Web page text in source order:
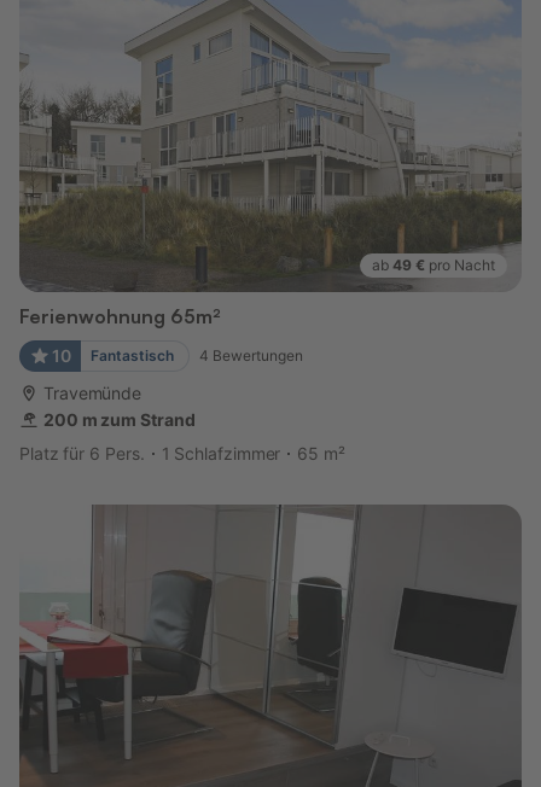
ab 49 € pro Nacht
Ferienwohnung 65m²
10 Fantastisch 4 Bewertungen
Travemünde
200 m zum Strand
Platz für 6 Pers.
1 Schlafzimmer 65 m²